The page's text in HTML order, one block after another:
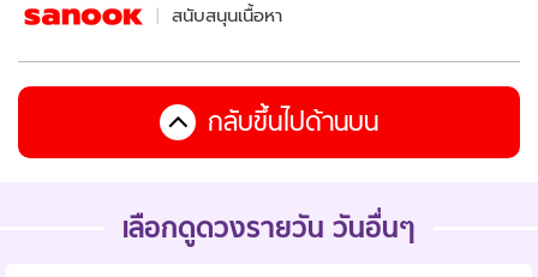
สนับสนุนเนื้อหา
กลับขึ้นไปด้านบน
เลือกดูดวงรายวัน วันอื่นๆ